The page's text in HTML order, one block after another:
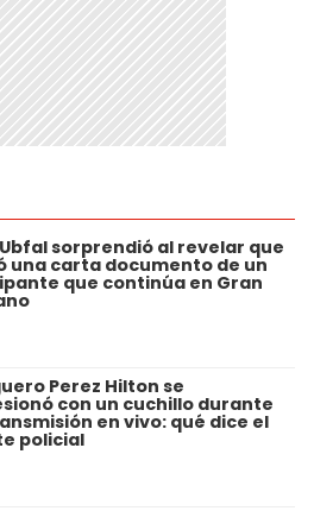
sorprendió al revelar que
una carta documento de un
que continúa en Gran
Perez Hilton se
con un cuchillo durante
en vivo: qué dice el
policial